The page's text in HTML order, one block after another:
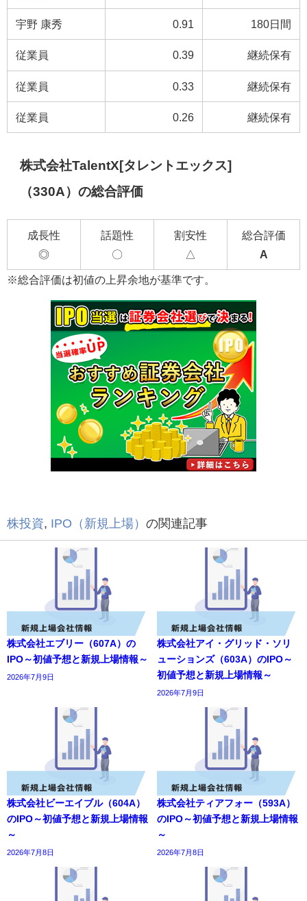
宇野 康秀 0.91 180日間
従業員 0.39 継続保有
従業員 0.33 継続保有
従業員 0.26 継続保有
株式会社TalentX[タレントエックス]
（330A）の総合評価
成長性
◎
話題性
〇
割安性
△
総合評価
A
※総合評価は初値の上昇余地が基準です。
株投資, IPO（新規上場） の関連記事
株式会社エブリー（607A）の
IPO～初値予想と新規上場情報～
2026年7月9日
株式会社アイ・グリッド・ソリ
ューションズ（603A）のIPO～
初値予想と新規上場情報～
2026年7月9日
株式会社ビーエイブル（604A）
のIPO～初値予想と新規上場情報
～
2026年7月8日
株式会社ティアフォー（593A）
のIPO～初値予想と新規上場情報
～
2026年7月8日